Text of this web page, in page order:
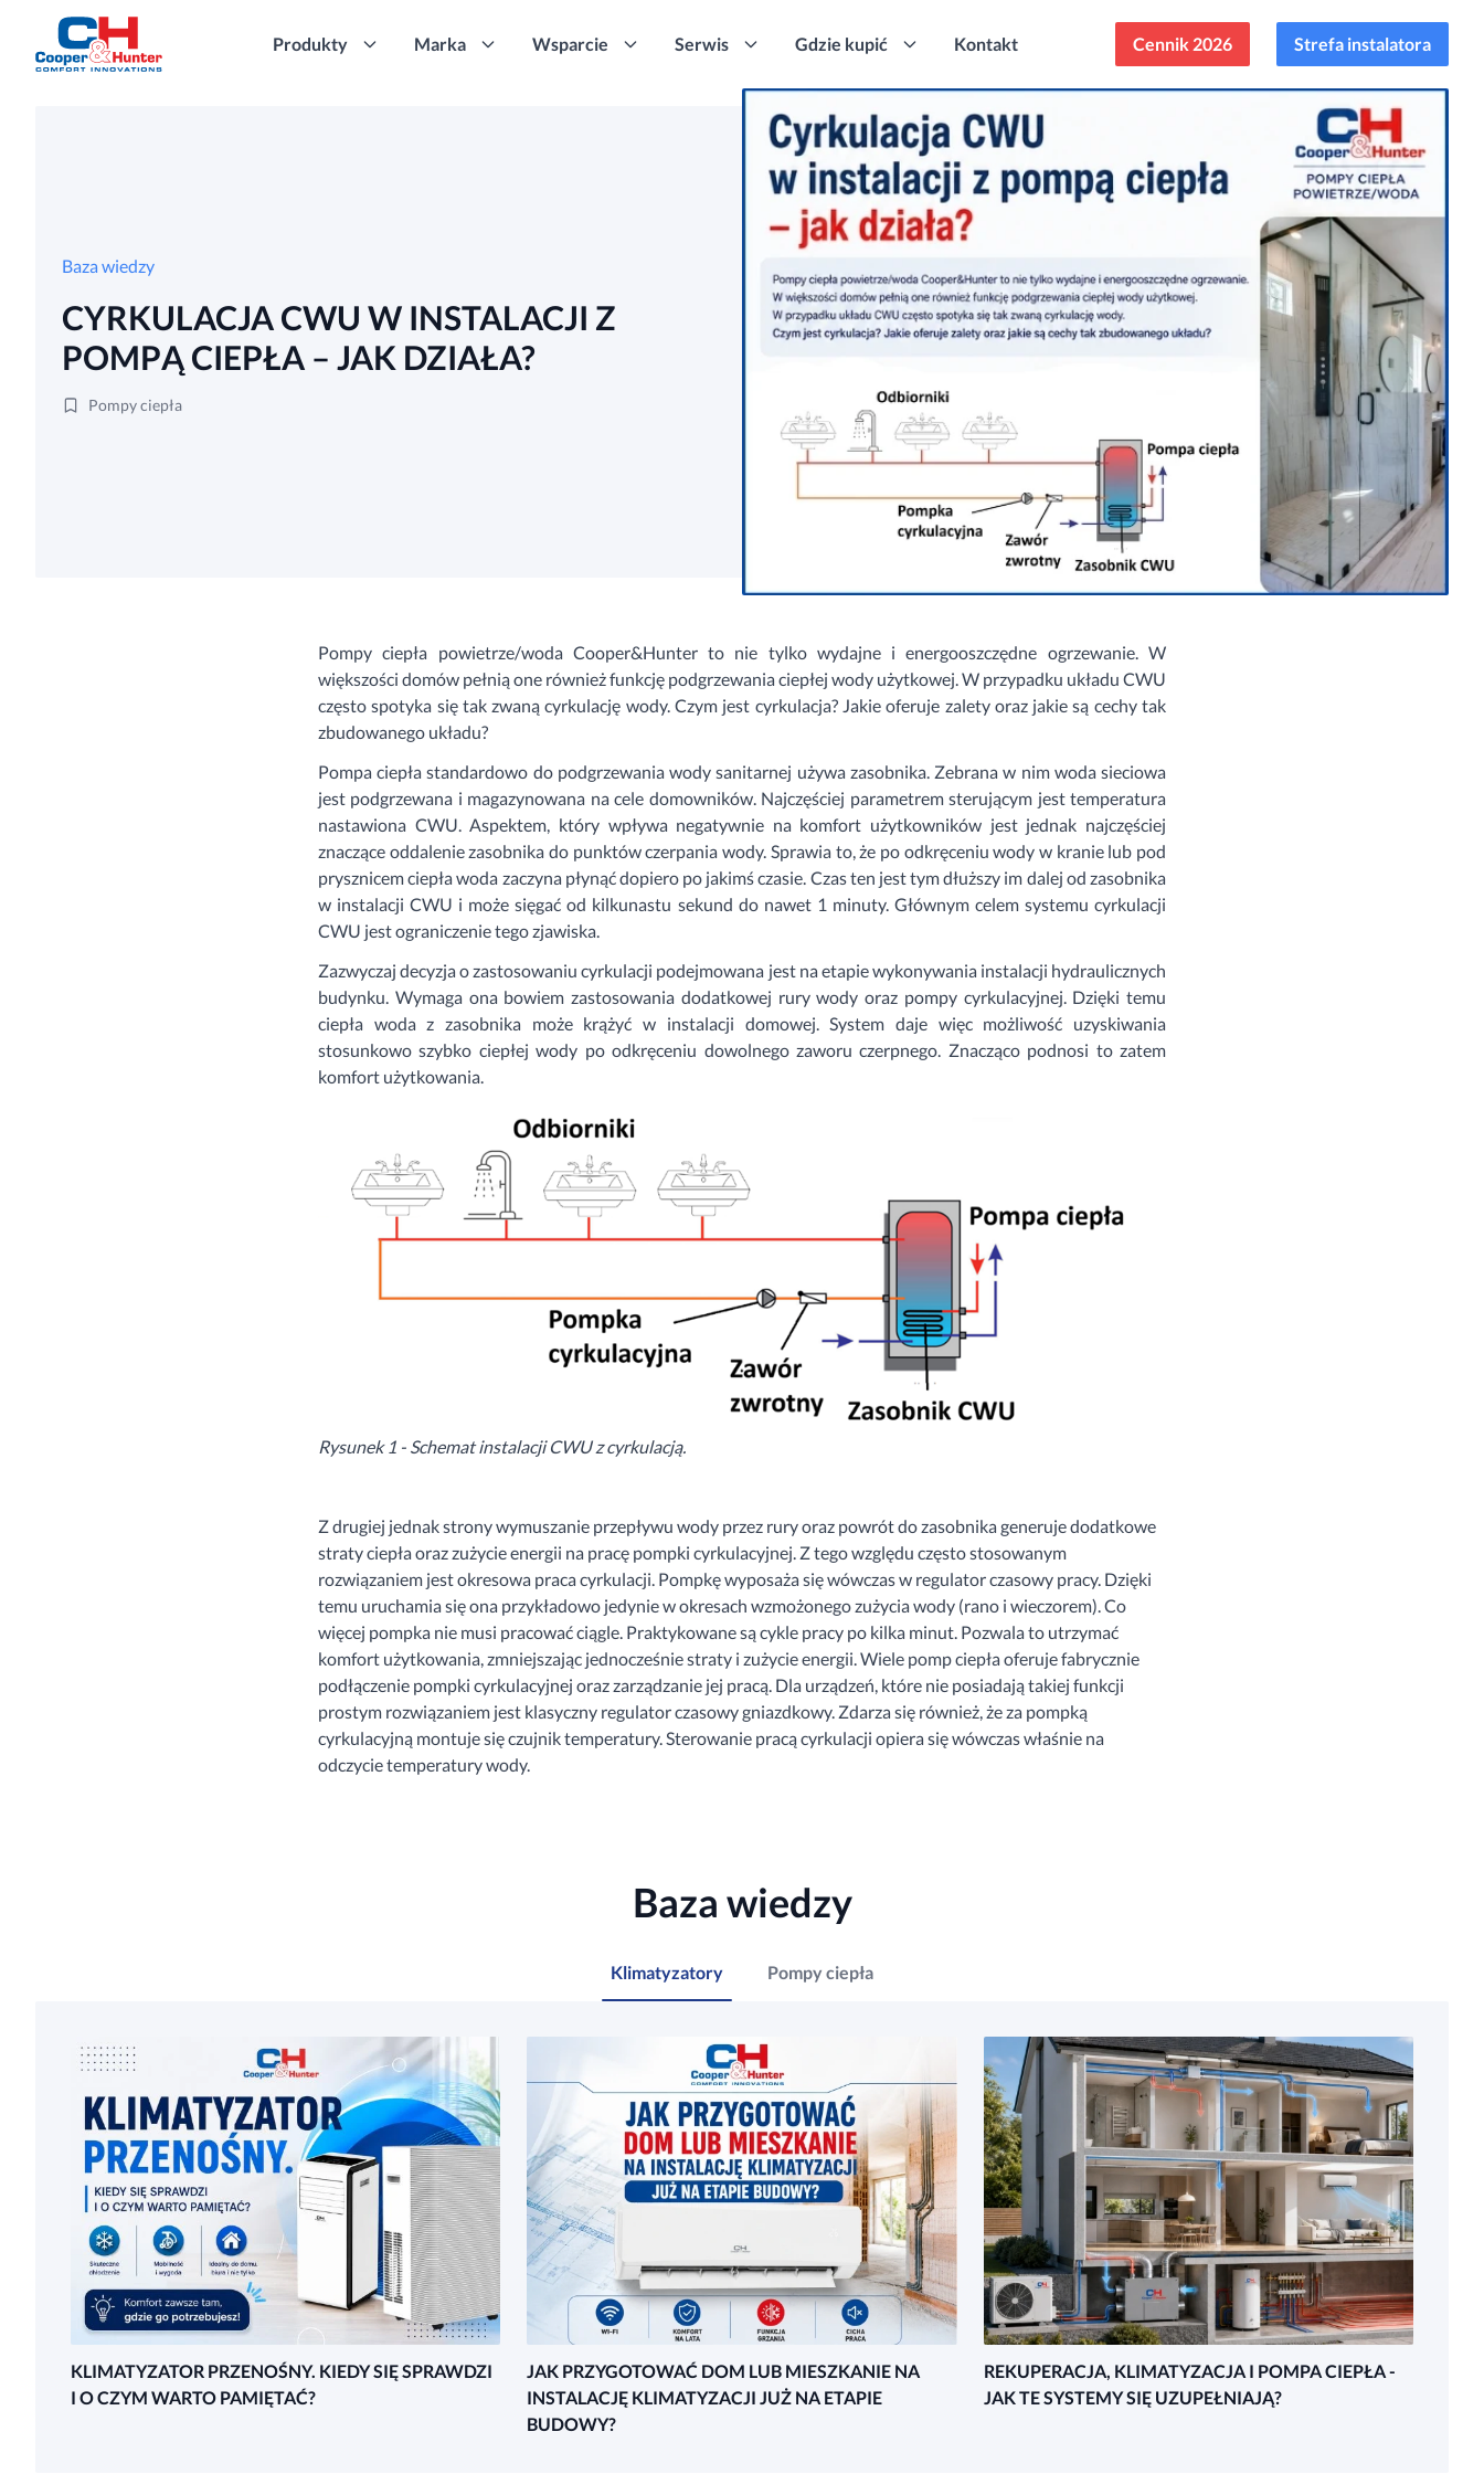
Produkty Marka Wsparcie Serwis Gdzie kupić Kontakt Cennik 2026 Strefa instalatora
Baza wiedzy
CYRKULACJA CWU W INSTALACJI Z
POMPĄ CIEPŁA – JAK DZIAŁA?
Pompy ciepła
Pompy ciepła powietrze/woda Cooper&Hunter to nie tylko wydajne i energooszczędne ogrzewanie. W
większości domów pełnią one również funkcję podgrzewania ciepłej wody użytkowej. W przypadku układu CWU
często spotyka się tak zwaną cyrkulację wody. Czym jest cyrkulacja? Jakie oferuje zalety oraz jakie są cechy tak
zbudowanego układu?
Pompa ciepła standardowo do podgrzewania wody sanitarnej używa zasobnika. Zebrana w nim woda sieciowa
jest podgrzewana i magazynowana na cele domowników. Najczęściej parametrem sterującym jest temperatura
nastawiona CWU. Aspektem, który wpływa negatywnie na komfort użytkowników jest jednak najczęściej
znaczące oddalenie zasobnika do punktów czerpania wody. Sprawia to, że po odkręceniu wody w kranie lub pod
prysznicem ciepła woda zaczyna płynąć dopiero po jakimś czasie. Czas ten jest tym dłuższy im dalej od zasobnika
w instalacji CWU i może sięgać od kilkunastu sekund do nawet 1 minuty. Głównym celem systemu cyrkulacji
CWU jest ograniczenie tego zjawiska.
Zazwyczaj decyzja o zastosowaniu cyrkulacji podejmowana jest na etapie wykonywania instalacji hydraulicznych
budynku. Wymaga ona bowiem zastosowania dodatkowej rury wody oraz pompy cyrkulacyjnej. Dzięki temu
ciepła woda z zasobnika może krążyć w instalacji domowej. System daje więc możliwość uzyskiwania
stosunkowo szybko ciepłej wody po odkręceniu dowolnego zaworu czerpnego. Znacząco podnosi to zatem
komfort użytkowania.
Rysunek 1 - Schemat instalacji CWU z cyrkulacją.
Z drugiej jednak strony wymuszanie przepływu wody przez rury oraz powrót do zasobnika generuje dodatkowe
straty ciepła oraz zużycie energii na pracę pompki cyrkulacyjnej. Z tego względu często stosowanym
rozwiązaniem jest okresowa praca cyrkulacji. Pompkę wyposaża się wówczas w regulator czasowy pracy. Dzięki
temu uruchamia się ona przykładowo jedynie w okresach wzmożonego zużycia wody (rano i wieczorem). Co
więcej pompka nie musi pracować ciągle. Praktykowane są cykle pracy po kilka minut. Pozwala to utrzymać
komfort użytkowania, zmniejszając jednocześnie straty i zużycie energii. Wiele pomp ciepła oferuje fabrycznie
podłączenie pompki cyrkulacyjnej oraz zarządzanie jej pracą. Dla urządzeń, które nie posiadają takiej funkcji
prostym rozwiązaniem jest klasyczny regulator czasowy gniazdkowy. Zdarza się również, że za pompką
cyrkulacyjną montuje się czujnik temperatury. Sterowanie pracą cyrkulacji opiera się wówczas właśnie na
odczycie temperatury wody.
Baza wiedzy
Klimatyzatory Pompy ciepła
KLIMATYZATOR PRZENOŚNY. KIEDY SIĘ SPRAWDZI
I O CZYM WARTO PAMIĘTAĆ?
JAK PRZYGOTOWAĆ DOM LUB MIESZKANIE NA
INSTALACJĘ KLIMATYZACJI JUŻ NA ETAPIE
BUDOWY?
REKUPERACJA, KLIMATYZACJA I POMPA CIEPŁA -
JAK TE SYSTEMY SIĘ UZUPEŁNIAJĄ?